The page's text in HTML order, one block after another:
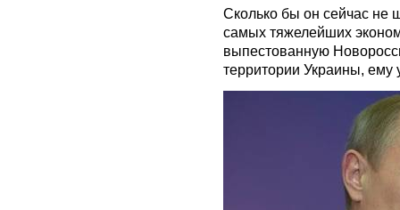
Сколько бы он сейчас не
самых тяжелейших
выпестованную
территории Украины, ему